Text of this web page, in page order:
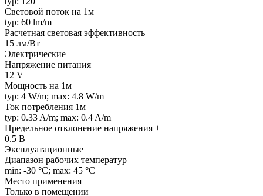
Световой поток на 1м
typ: 60 lm/m
Расчетная световая эффективность
15 лм/Вт
Электрические
Напряжение питания
12 V
Мощность на 1м
typ: 4 W/m; max: 4.8 W/m
Ток потребления 1м
typ: 0.33 A/m; max: 0.4 A/m
Предельное отклонение напряжения ±
0.5 В
Эксплуатационные
Диапазон рабочих температур
min: -30 °C; max: 45 °C
Место применения
Только в помещении